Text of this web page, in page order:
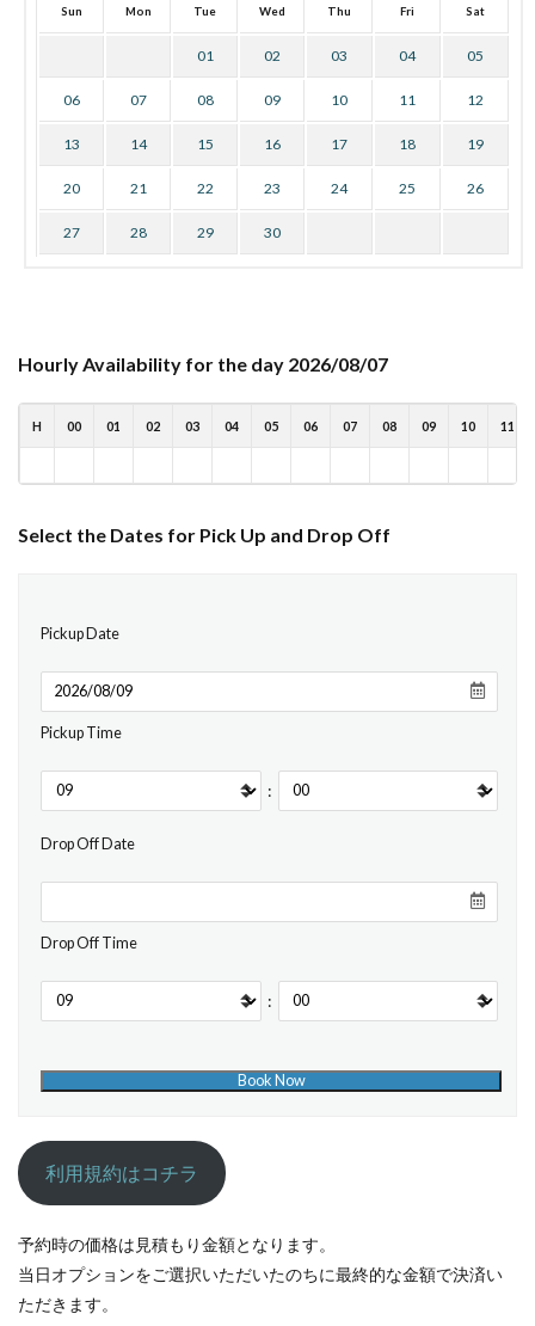
Sun Mon Tue Wed Thu Fri Sat
01 02 03 04 05
06 07 08 09 10 11 12
13 14 15 16 17 18 19
20 21 22 23 24 25 26
27 28 29 30
Hourly Availability for the day 2026/08/07
H 00 01 02 03 04 05 06 07 08 09 10 11
Select the Dates for Pick Up and Drop Off
Pickup Date
Pickup Time
:
Drop Off Date
Drop Off Time
:
利用規約はコチラ
予約時の価格は見積もり金額となります。
当日オプションをご選択いただいたのちに最終的な金額で決済い
ただきます。